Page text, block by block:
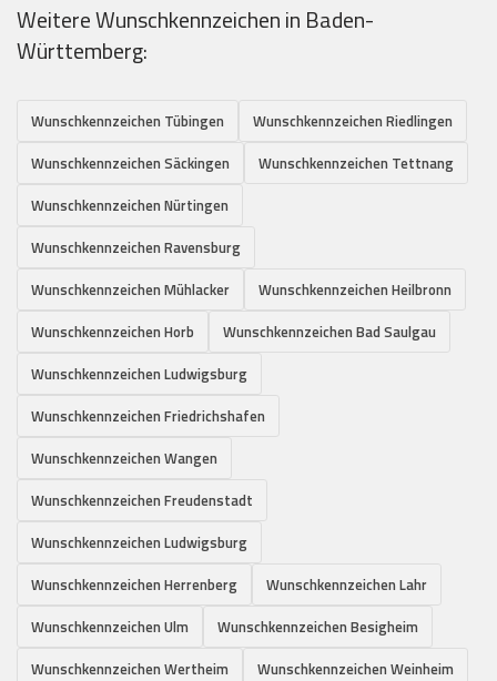
Weitere Wunschkennzeichen in Baden-
Württemberg:
Wunschkennzeichen Tübingen
Wunschkennzeichen Riedlingen
Wunschkennzeichen Säckingen
Wunschkennzeichen Tettnang
Wunschkennzeichen Nürtingen
Wunschkennzeichen Ravensburg
Wunschkennzeichen Mühlacker
Wunschkennzeichen Heilbronn
Wunschkennzeichen Horb
Wunschkennzeichen Bad Saulgau
Wunschkennzeichen Ludwigsburg
Wunschkennzeichen Friedrichshafen
Wunschkennzeichen Wangen
Wunschkennzeichen Freudenstadt
Wunschkennzeichen Ludwigsburg
Wunschkennzeichen Herrenberg
Wunschkennzeichen Lahr
Wunschkennzeichen Ulm
Wunschkennzeichen Besigheim
Wunschkennzeichen Wertheim
Wunschkennzeichen Weinheim